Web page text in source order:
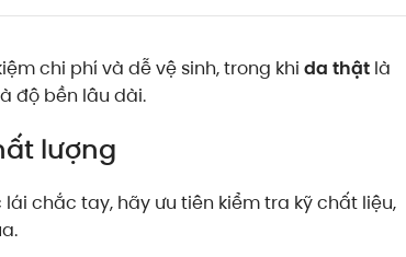
chi phí và dễ vệ sinh, trong khi da thật là
độ bền lâu dài.
lượng
chắc tay, hãy ưu tiên kiểm tra kỹ chất liệu,